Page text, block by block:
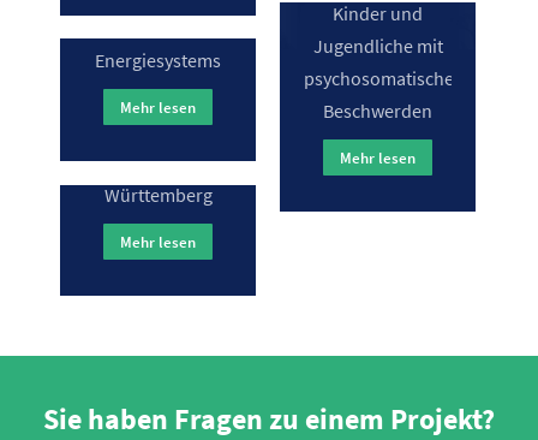
Kinder und
Jugendliche mit
psychosomatischen
Beschwerden
Mehr lesen
Energiesystems
Mehr lesen
Innovation von
Robotik im
öffentlichen Raum
in Baden-
Württemberg
Mehr lesen
Sie haben Fragen zu einem Projekt?